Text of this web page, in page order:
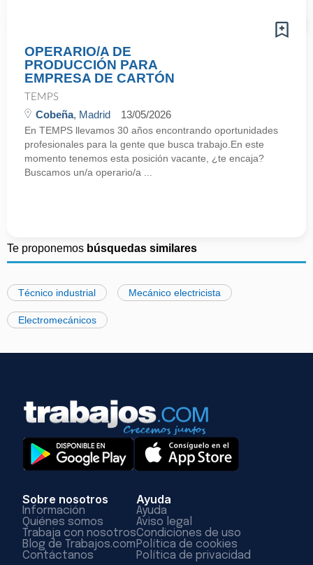
OPERARIO/A DE
PRODUCCIÓN PARA
EMPRESA DE CARTÓN
TEMPS
Cobeña, Madrid 13/05/2026
En TEMPS llevamos 30 años encontrando oportunidades
profesionales para la gente que busca trabajo.En este
momento tenemos esta posición vacante, ¿te encaja?
Buscamos un/a operario/a ...
Te proponemos búsquedas similares
Técnico industrial Mecánico electricista
Electromecánicos
Sobre nosotros
Información
Quiénes somos
Trabaja con nosotros
Blog de Trabajos.com
Contáctanos
Ayuda
Ayuda
Aviso legal
Condiciones de uso
Política de cookies
Política de privacidad